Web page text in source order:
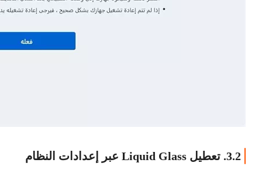
3.2. تعطيل Liquid Glass عبر إعدادات النظام